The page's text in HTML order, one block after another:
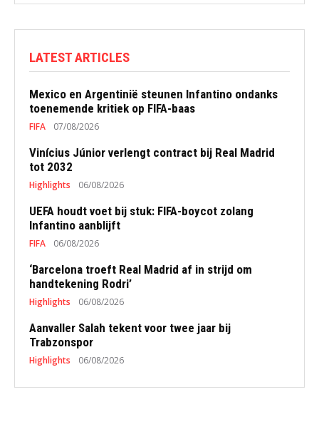
LATEST ARTICLES
Mexico en Argentinië steunen Infantino ondanks
toenemende kritiek op FIFA-baas
FIFA 07/08/2026
Vinícius Júnior verlengt contract bij Real Madrid
tot 2032
Highlights 06/08/2026
UEFA houdt voet bij stuk: FIFA-boycot zolang
Infantino aanblijft
FIFA 06/08/2026
‘Barcelona troeft Real Madrid af in strijd om
handtekening Rodri’
Highlights 06/08/2026
Aanvaller Salah tekent voor twee jaar bij
Trabzonspor
Highlights 06/08/2026